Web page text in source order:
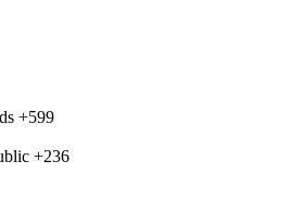
+599
+236